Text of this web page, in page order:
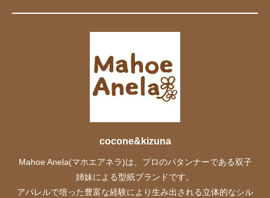
cocone&kizuna
Mahoe Anela(マホエアネラ)は、プロのパタンナーである双子
姉妹による型紙ブランドです。
アパレルで培った豊富な経験により生み出される立体的なシル